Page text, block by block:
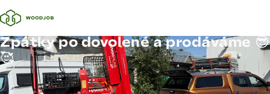
Zpátky po dovolené a prodáváme 😎
🥰